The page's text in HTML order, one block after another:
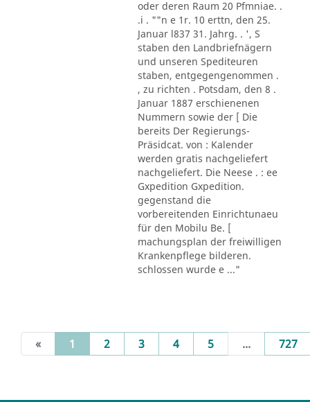
oder deren Raum 20 Pfmniae. .
.i . ""n e 1r. 10 erttn, den 25.
Januar l837 31. Jahrg. . ', S
staben den Landbriefnägern
und unseren Spediteuren
staben, entgegengenommen .
, zu richten . Potsdam, den 8 .
Januar 1887 erschienenen
Nummern sowie der [ Die
bereits Der Regierungs-
Präsidcat. von : Kalender
werden gratis nachgeliefert
nachgeliefert. Die Neese . : ee
Gxpedition Gxpedition.
gegenstand die
vorbereitenden Einrichtunaeu
für den Mobilu Be. [
machungsplan der freiwilligen
Krankenpflege bilderen.
schlossen wurde e ..."
« 1 (current)
2 3 4 5 ... 727